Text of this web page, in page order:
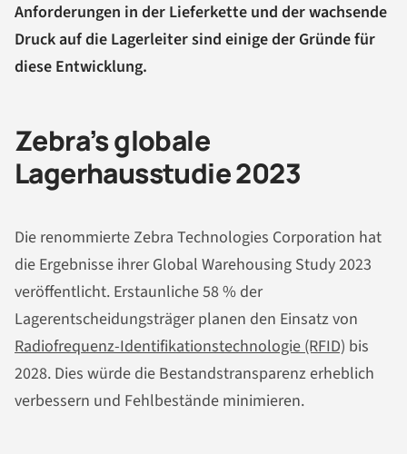
Anforderungen in der Lieferkette und der wachsende
Druck auf die Lagerleiter sind einige der Gründe für
diese Entwicklung.
Zebra’s globale
Lagerhausstudie 2023
Die renommierte Zebra Technologies Corporation hat
die Ergebnisse ihrer Global Warehousing Study 2023
veröffentlicht. Erstaunliche 58 % der
Lagerentscheidungsträger planen den Einsatz von
Radiofrequenz-Identifikationstechnologie (RFID) bis
2028. Dies würde die Bestandstransparenz erheblich
verbessern und Fehlbestände minimieren.